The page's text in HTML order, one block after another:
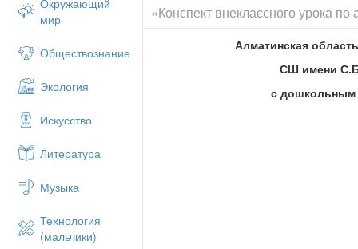
Окружающий
мир
Обществознание
Экология
Искусство
Литература
Музыка
Технология
(мальчики)
скрывается под маской и поздороваться
Максим»)
Весёлая лисичка.. Приветствие
ним поздоровались – здоровается в
становится спиной к остальным. Дети
«Конспект внеклассного урока
Алматинская
СШ имени
с дошкольным